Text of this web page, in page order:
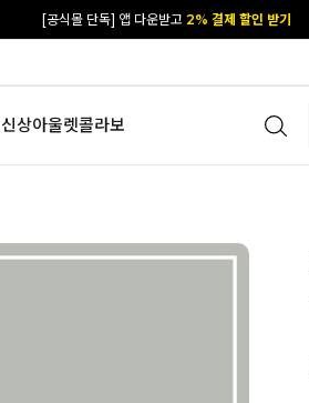
카카오 플친 추가하면1천원 즉시 할인 쿠폰
신상아울렛콜라보